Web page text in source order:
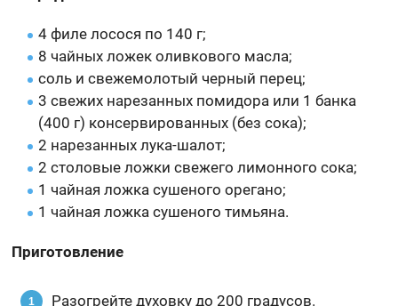
4 филе лосося по 140 г;
8 чайных ложек оливкового масла;
соль и свежемолотый черный перец;
3 свежих нарезанных помидора или 1 банка
(400 г) консервированных (без сока);
2 нарезанных лука-шалот;
2 столовые ложки свежего лимонного сока;
1 чайная ложка сушеного орегано;
1 чайная ложка сушеного тимьяна.
Приготовление
Разогрейте духовку до 200 градусов.